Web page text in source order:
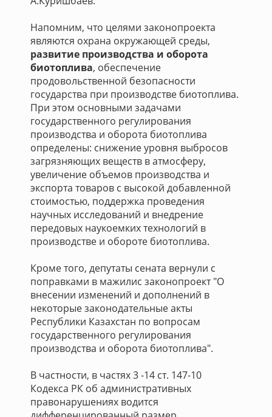
Напомним, что целями законопроекта
являются охрана окружающей среды,
развитие производства и оборота
биотоплива, обеспечение
продовольственной безопасности
государства при производстве биотоплива.
При этом основными задачами
государственного регулирования
производства и оборота биотоплива
определены: снижение уровня выбросов
загрязняющих веществ в атмосферу,
увеличение объемов производства и
экспорта товаров с высокой добавленной
стоимостью, поддержка проведения
научных исследований и внедрение
передовых наукоемких технологий в
производстве и обороте биотоплива.
Кроме того, депутаты сената вернули с
поправками в мажилис законопроект "О
внесении изменений и дополнений в
некоторые законодательные акты
Республики Казахстан по вопросам
государственного регулирования
производства и оборота биотоплива".
В частности, в частях 3 -14 ст. 147-10
Кодекса РК об административных
правонарушениях водится